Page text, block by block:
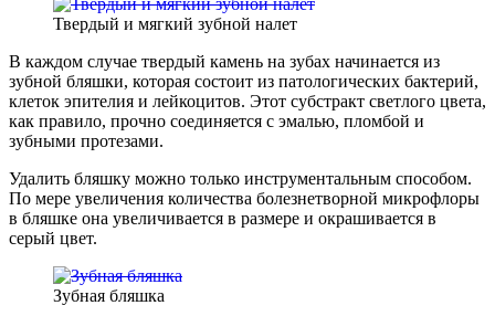
Твердый и мягкий зубной налет
В каждом случае твердый камень на зубах начинается из
зубной бляшки, которая состоит из патологических бактерий,
клеток эпителия и лейкоцитов. Этот субстракт светлого цвета,
как правило, прочно соединяется с эмалью, пломбой и
зубными протезами.
Удалить бляшку можно только инструментальным способом.
По мере увеличения количества болезнетворной микрофлоры
в бляшке она увеличивается в размере и окрашивается в
серый цвет.
Зубная бляшка